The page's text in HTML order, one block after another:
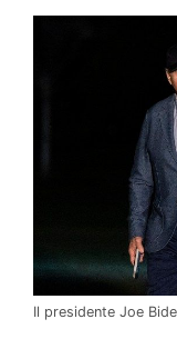
Il presidente Joe